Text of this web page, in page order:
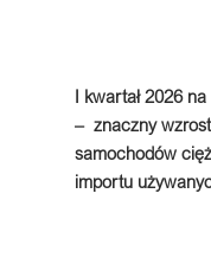
I kwartał 2026
– znaczny
samochodów
importu